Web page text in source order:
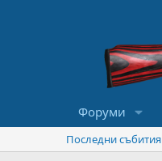
Форуми
Последни събития